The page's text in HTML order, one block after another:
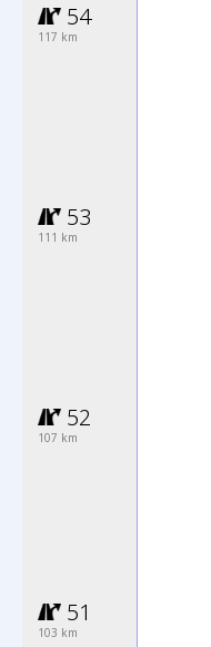
54
117 km
53
111 km
52
107 km
51
103 km